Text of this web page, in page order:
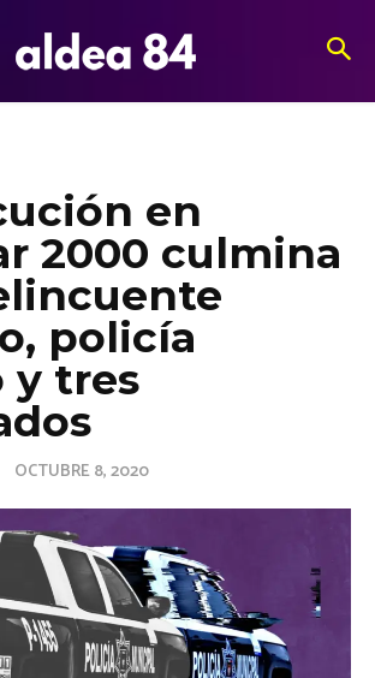
en
2000 culmina
policía
y tres
OCTUBRE 8, 2020